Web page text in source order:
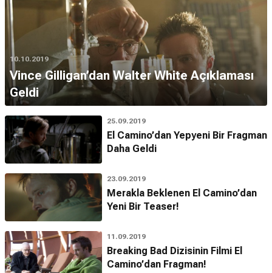
10.10.2019
Vince Gilligan’dan Walter White Açıklaması
Geldi
25.09.2019
El Camino’dan Yepyeni Bir Fragman
Daha Geldi
23.09.2019
Merakla Beklenen El Camino’dan
Yeni Bir Teaser!
11.09.2019
Breaking Bad Dizisinin Filmi El
Camino’dan Fragman!